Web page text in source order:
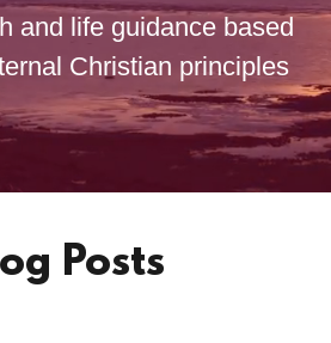
and life guidance based
Christian principles
Posts